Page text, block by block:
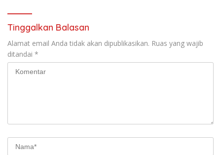
Tinggalkan Balasan
Alamat email Anda tidak akan dipublikasikan. Ruas yang wajib
ditandai *